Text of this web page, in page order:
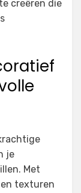
creëren die
je
Met
en texturen